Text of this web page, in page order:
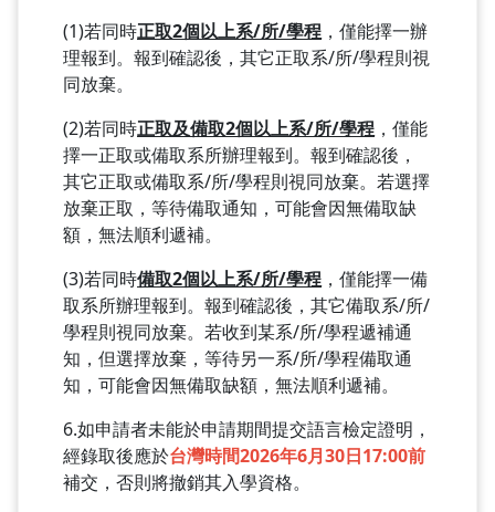
(1)若同時正取2個以上系/所/學程 ，僅能擇一辦
理報到。報到確認後，其它正取系/所/學程則視
同放棄。
(2)若同時正取及備取2個以上系/所/學程 ，僅能
擇一正取或備取系所辦理報到。報到確認後，
其它正取或備取系/所/學程則視同放棄。若選擇
放棄正取，等待備取通知，可能會因無備取缺
額，無法順利遞補。
(3)若同時備取2個以上系/所/學程 ，僅能擇一備
取系所辦理報到。報到確認後，其它備取系/所/
學程則視同放棄。若收到某系/所/學程遞補通
知，但選擇放棄，等待另一系/所/學程備取通
知，可能會因無備取缺額，無法順利遞補。
6.如申請者未能於申請期間提交語言檢定證明，
經錄取後應於台灣時間2026年6月30日17:00前
補交，否則將撤銷其入學資格。